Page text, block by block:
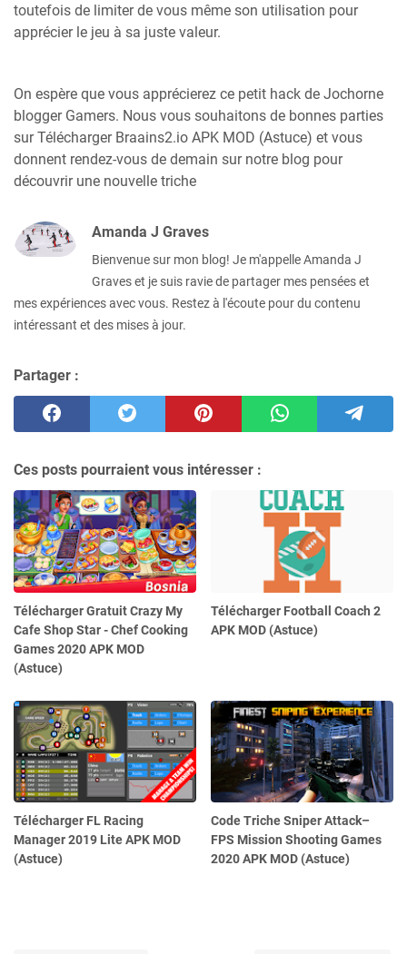
toutefois de limiter de vous même son utilisation pour
apprécier le jeu à sa juste valeur.
On espère que vous apprécierez ce petit hack de Jochorne
blogger Gamers. Nous vous souhaitons de bonnes parties
sur Télécharger Braains2.io APK MOD (Astuce) et vous
donnent rendez-vous de demain sur notre blog pour
découvrir une nouvelle triche
Amanda J Graves
Bienvenue sur mon blog! Je m'appelle Amanda J
Graves et je suis ravie de partager mes pensées et
mes expériences avec vous. Restez à l'écoute pour du contenu
intéressant et des mises à jour.
Partager :
Ces posts pourraient vous intéresser :
Télécharger Gratuit Crazy My
Cafe Shop Star - Chef Cooking
Games 2020 APK MOD
(Astuce)
Télécharger Football Coach 2
APK MOD (Astuce)
Télécharger FL Racing
Manager 2019 Lite APK MOD
(Astuce)
Code Triche Sniper Attack–
FPS Mission Shooting Games
2020 APK MOD (Astuce)